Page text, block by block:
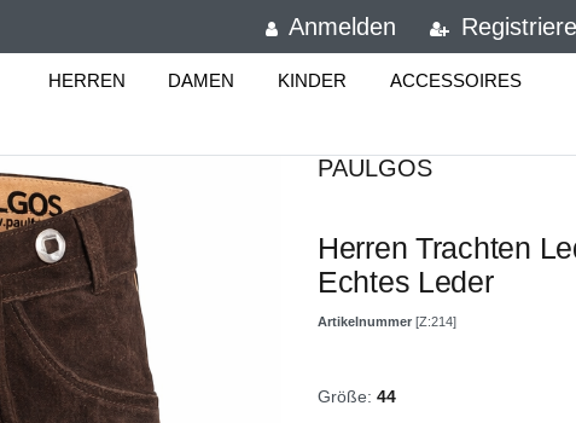
Anmelden
HERREN DAMEN KINDER ACCESSOIRES
PAULGOS
Herren Trachten
Echtes Leder
Artikelnummer [Z:214]
Größe: 44